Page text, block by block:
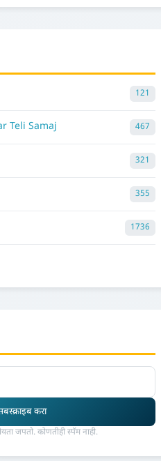
121
Teli Samaj 467
321
355
1736
करा
जपतो. कोणतीही स्पॅम नाही.